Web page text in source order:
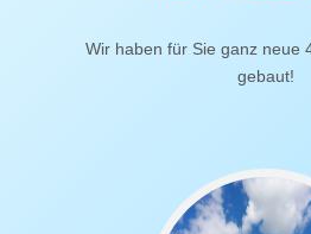
Wir haben für Sie ganz neue
gebaut!